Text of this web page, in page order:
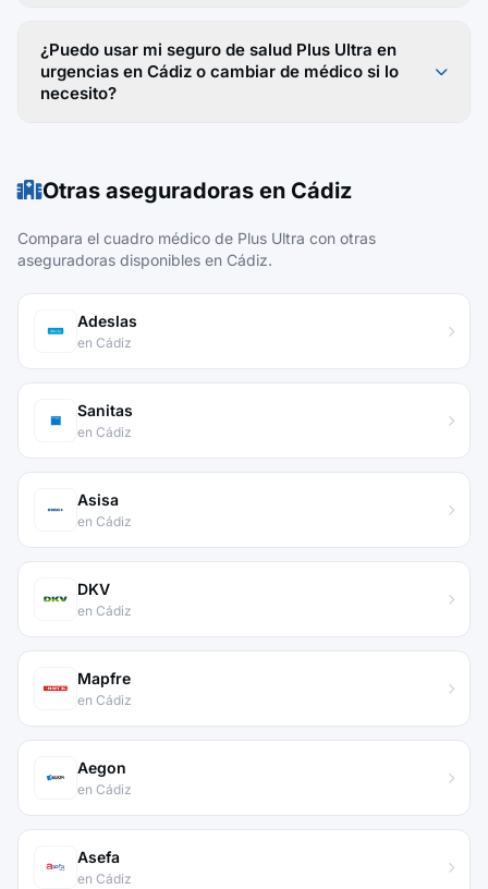
¿Puedo usar mi seguro de salud Plus Ultra en
urgencias en Cádiz o cambiar de médico si lo
necesito?
Otras aseguradoras en Cádiz
Compara el cuadro médico de Plus Ultra con otras
aseguradoras disponibles en Cádiz.
Adeslas
en Cádiz
Sanitas
en Cádiz
Asisa
en Cádiz
DKV
en Cádiz
Mapfre
en Cádiz
Aegon
en Cádiz
Asefa
en Cádiz